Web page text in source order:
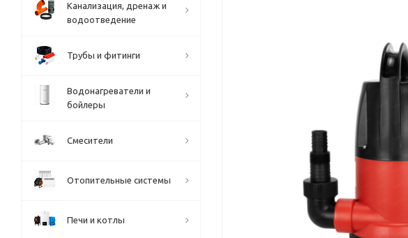
Канализация, дренаж и
водоотведение
Трубы и фитинги
Водонагреватели и
бойлеры
Смесители
Отопительные системы
Печи и котлы